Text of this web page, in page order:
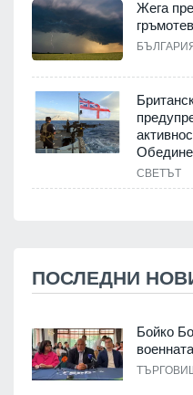
Жега
СВЕТЪТ
ПОСЛЕДНИ
Бойко